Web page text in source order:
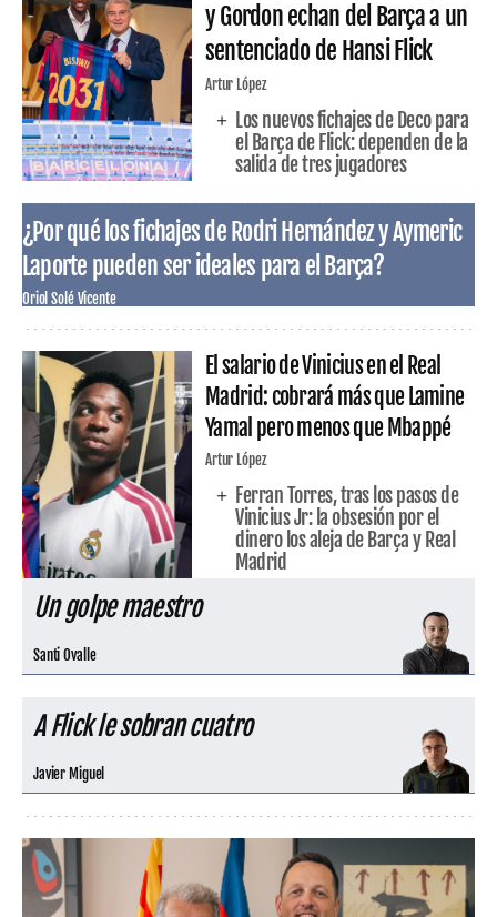
y Gordon echan del Barça a un
sentenciado de Hansi Flick
Artur López
Los nuevos fichajes de Deco para
el Barça de Flick: dependen de la
salida de tres jugadores
¿Por qué los fichajes de Rodri Hernández y Aymeric
Laporte pueden ser ideales para el Barça?
Oriol Solé Vicente
El salario de Vinicius en el Real
Madrid: cobrará más que Lamine
Yamal pero menos que Mbappé
Artur López
Ferran Torres, tras los pasos de
Vinicius Jr: la obsesión por el
dinero los aleja de Barça y Real
Madrid
Un golpe maestro
Santi Ovalle
A Flick le sobran cuatro
Javier Miguel